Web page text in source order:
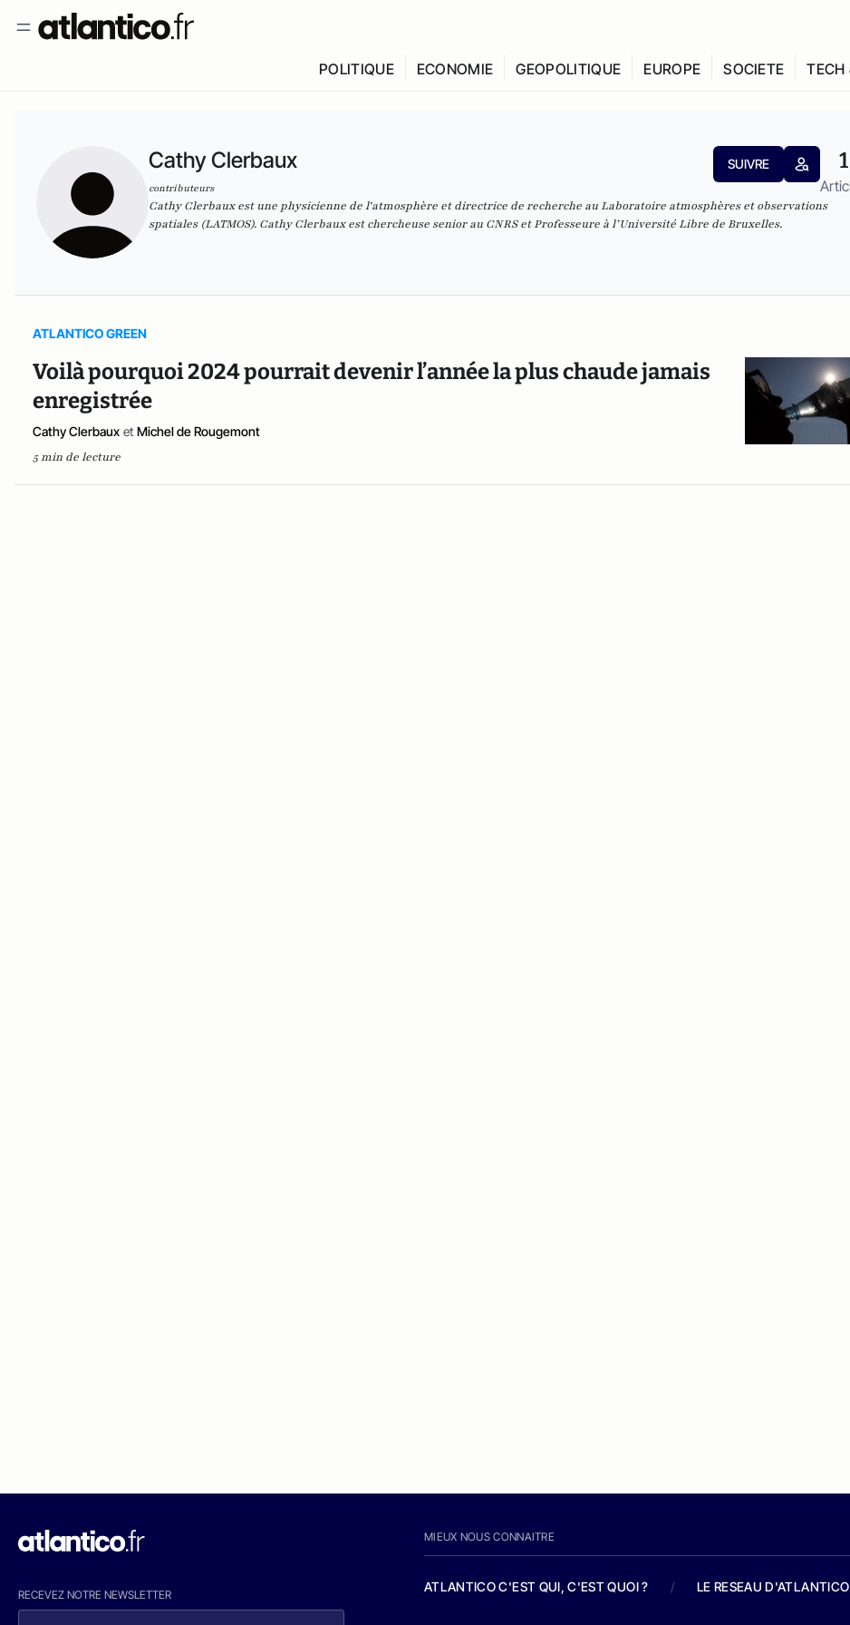
POLITIQUE ECONOMIE GEOPOLITIQUE EUROPE SOCIETE TECH
Cathy Clerbaux
contributeurs
SUIVRE 1
Cathy Clerbaux est une physicienne de l'atmosphère et directrice de recherche au Laboratoire atmosphères et observations
spatiales (LATMOS). Cathy Clerbaux est chercheuse senior au CNRS et Professeure à l’Université Libre de Bruxelles.
ATLANTICO GREEN
Voilà pourquoi 2024 pourrait devenir l’année la plus chaude jamais
enregistrée
Cathy Clerbaux et Michel de Rougemont
5 min de lecture
RECEVEZ NOTRE NEWSLETTER
MIEUX NOUS CONNAITRE
ATLANTICO C'EST QUI, C'EST QUOI ? / LE RESEAU D'ATLANTICO